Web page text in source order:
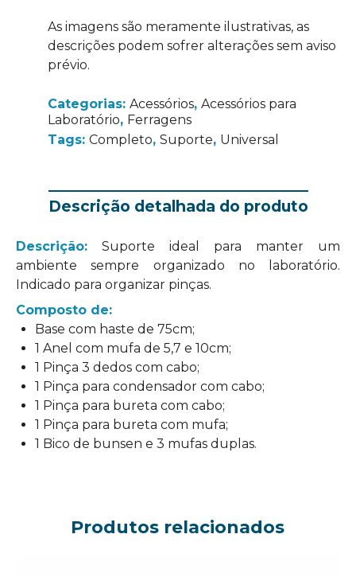
As imagens são meramente ilustrativas, as
descrições podem sofrer alterações sem aviso
prévio.
Categorias: Acessórios, Acessórios para
Laboratório, Ferragens
Tags: Completo, Suporte, Universal
Descrição detalhada do produto
Descrição: Suporte ideal para manter um
ambiente sempre organizado no laboratório.
Indicado para organizar pinças.
Composto de:
Base com haste de 75cm;
1 Anel com mufa de 5,7 e 10cm;
1 Pinça 3 dedos com cabo;
1 Pinça para condensador com cabo;
1 Pinça para bureta com cabo;
1 Pinça para bureta com mufa;
1 Bico de bunsen e 3 mufas duplas.
Produtos relacionados